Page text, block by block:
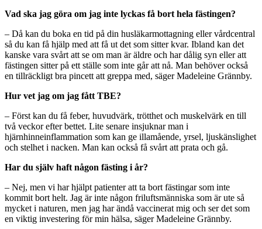
Vad ska jag göra om jag inte lyckas få bort hela fästingen?
– Då kan du boka en tid på din husläkarmottagning eller vårdcentral
så du kan få hjälp med att få ut det som sitter kvar. Ibland kan det
kanske vara svårt att se om man är äldre och har dålig syn eller att
fästingen sitter på ett ställe som inte går att nå. Man behöver också
en tillräckligt bra pincett att greppa med, säger Madeleine Grännby.
Hur vet jag om jag fått TBE?
– Först kan du få feber, huvudvärk, trötthet och muskelvärk en till
två veckor efter bettet. Lite senare insjuknar man i
hjärnhinneinflammation som kan ge illamående, yrsel, ljuskänslighet
och stelhet i nacken. Man kan också få svårt att prata och gå.
Har du själv haft någon fästing i år?
– Nej, men vi har hjälpt patienter att ta bort fästingar som inte
kommit bort helt. Jag är inte någon friluftsmänniska som är ute så
mycket i naturen, men jag har ändå vaccinerat mig och ser det som
en viktig investering för min hälsa, säger Madeleine Grännby.